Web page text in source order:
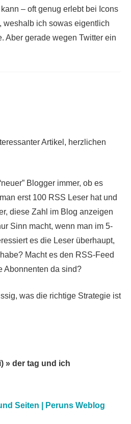
– oft genug erlebt bei Icons
weshalb ich sowas eigentlich
Aber gerade wegen Twitter ein
Artikel, herzlichen
Blogger immer, ob es
erst 100 RSS Leser hat und
diese Zahl im Blog anzeigen
Sinn macht, wenn man im 5-
es die Leser überhaupt,
Macht es den RSS-Feed
Abonnenten da sind?
was die richtige Strategie ist
» der tag und ich
Seiten | Peruns Weblog